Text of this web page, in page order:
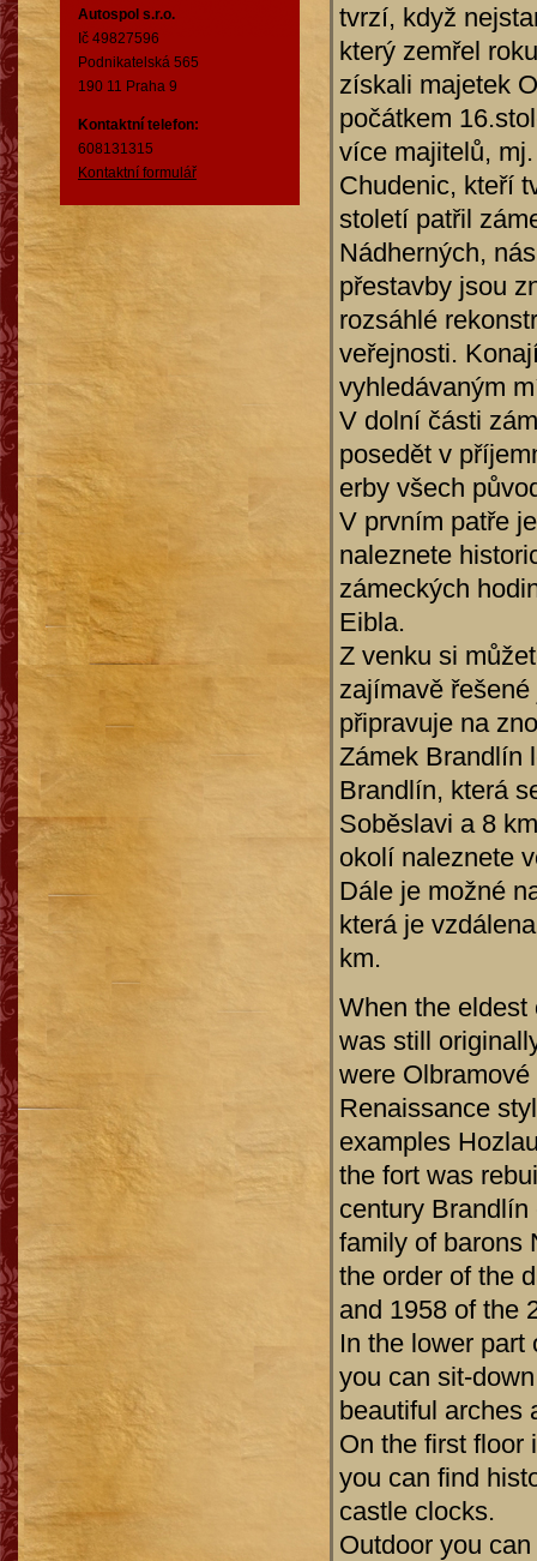
Autospol s.r.o.
Ič 49827596
Podnikatelská 565
190 11 Praha 9
Kontaktní telefon:
608131315
Kontaktní formulář
tvrzí, když
který zemřel
získali majetek
počátkem
více majitelů,
Chudenic, kteří
století patřil
Nádherných,
přestavby jsou
rozsáhlé
veřejnosti.
vyhledávaným
V dolní části
posedět v
erby všech
V prvním patře
naleznete
zámeckých
Eibla.
Z venku si
zajímavě
připravuje na
Zámek Brandlín
Brandlín, která
Soběslavi a 8
okolí naleznete
Dále je možné
která je
km.
When the
was still
were
Renaissance
examples
the fort was
century Brandlín
family of barons
the order of the
and 1958 of the
In the lower part
you can sit-
beautiful arches
On the first floor
you can find
castle clocks.
Outdoor you